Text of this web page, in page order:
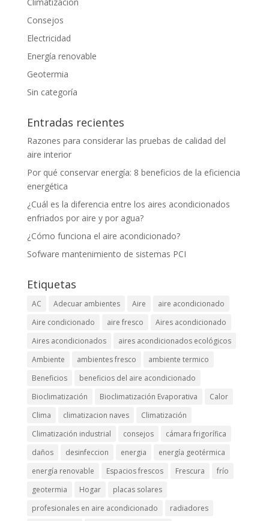
Consejos
Electricidad
Energía renovable
Geotermia
Sin categoría
Entradas recientes
Razones para considerar las pruebas de calidad del
aire interior
Por qué conservar energía: 8 beneficios de la eficiencia
energética
¿Cuál es la diferencia entre los aires acondicionados
enfriados por aire y por agua?
¿Cómo funciona el aire acondicionado?
Sofware mantenimiento de sistemas PCI
Etiquetas
AC Adecuar ambientes Aire
aire acondicionado
Aire condicionado
aire fresco
Aires acondicionado
Aires acondicionados
aires acondicionados ecológicos
Ambiente
ambientes fresco
ambiente termico
Beneficios
beneficios del aire acondicionado
Bioclimatización
Bioclimatización Evaporativa
Calor
Clima
climatizacion naves
Climatización
Climatización industrial
consejos
cámara frigorífica
daños
desinfeccion energia
energía geotérmica
energía renovable
Espacios frescos Frescura
frío
geotermia
Hogar
placas solares
profesionales en aire acondicionado
radiadores